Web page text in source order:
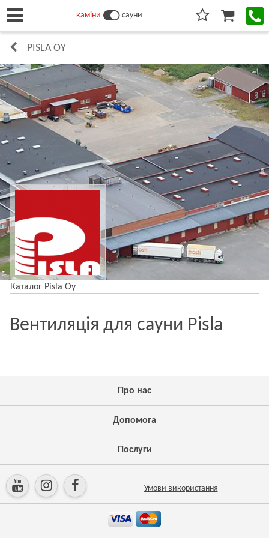
каміни сауни
PISLA OY
Каталог Pisla Oy
Вентиляція для сауни Pisla
Про нас
Допомога
Послуги
Умови використання